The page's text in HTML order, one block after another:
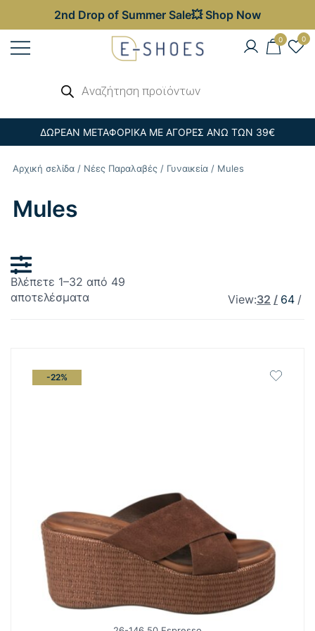
2nd Drop of Summer Sale💥 Shop Now
Παπούτσια – Επώνυμες Τσάντες στις
0 0
προϊόντων
ΔΩΡΕΑΝ ΜΕΤΑΦΟΡΙΚΑ ΜΕ ΑΓΟΡΕΣ ΑΝΩ ΤΩΝ 39€
Αρχική σελίδα / Νέες Παραλαβές / Γυναικεία / Mules
Mules
Βλέπετε 1–32 από 49
αποτελέσματαSorted
View:32 64
-22%